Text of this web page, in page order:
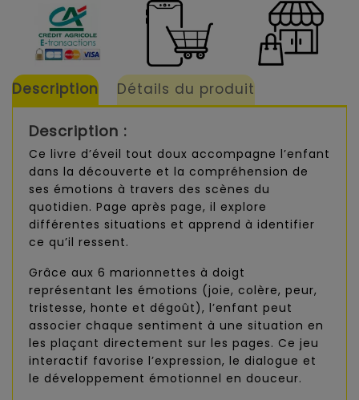
Description Détails du produit
Description :
Ce livre d’éveil tout doux accompagne l’enfant
dans la découverte et la compréhension de
ses émotions à travers des scènes du
quotidien. Page après page, il explore
différentes situations et apprend à identifier
ce qu’il ressent.
Grâce aux 6 marionnettes à doigt
représentant les émotions (joie, colère, peur,
tristesse, honte et dégoût), l’enfant peut
associer chaque sentiment à une situation en
les plaçant directement sur les pages. Ce jeu
interactif favorise l’expression, le dialogue et
le développement émotionnel en douceur.